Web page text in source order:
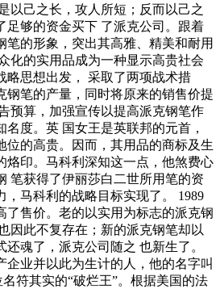
以己之长，攻人所短；反而以己之
足够的资金买下 了派克公司。跟着
笔的形象，突出其高雅、精美和耐用
化的实用品成为一种显示高贵社会
略思想出发， 采取了两项战术措
钢笔的产量，同时将原来的销售价提
预算，加强宣传以提高派克钢笔作
度。英 国女王是英联邦的元首，
位的高贵。因而，其用品的商标及生
烙印。马科利深知这一点，他煞费心
笔获得了伊丽莎白二世所用笔的资
，马科利的战略目标实现了。 1989
了售价。老的以实用为标志的派克钢
因此不复存在；新的派克钢笔却以
魂了，派克公司随之 也新生了。
企业并以此为生计的人，他的名字叫
符其实的“破烂王”。根据美国的法